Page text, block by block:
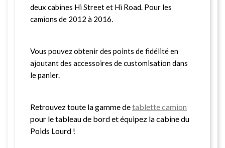
deux cabines Hi Street et Hi Road. Pour les
camions de 2012 à 2016.
Vous pouvez obtenir des points de fidélité en
ajoutant des accessoires de customisation dans
le panier.
Retrouvez toute la gamme detablette camion
pour le tableau de bord et équipez la cabine du
Poids Lourd !